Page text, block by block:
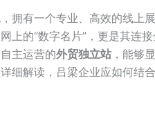
拥有一个专业、高效的线上
上的“数字名片”，更是其连
主运营的外贸独立站 ，能够
细解读，吕梁企业应如何结